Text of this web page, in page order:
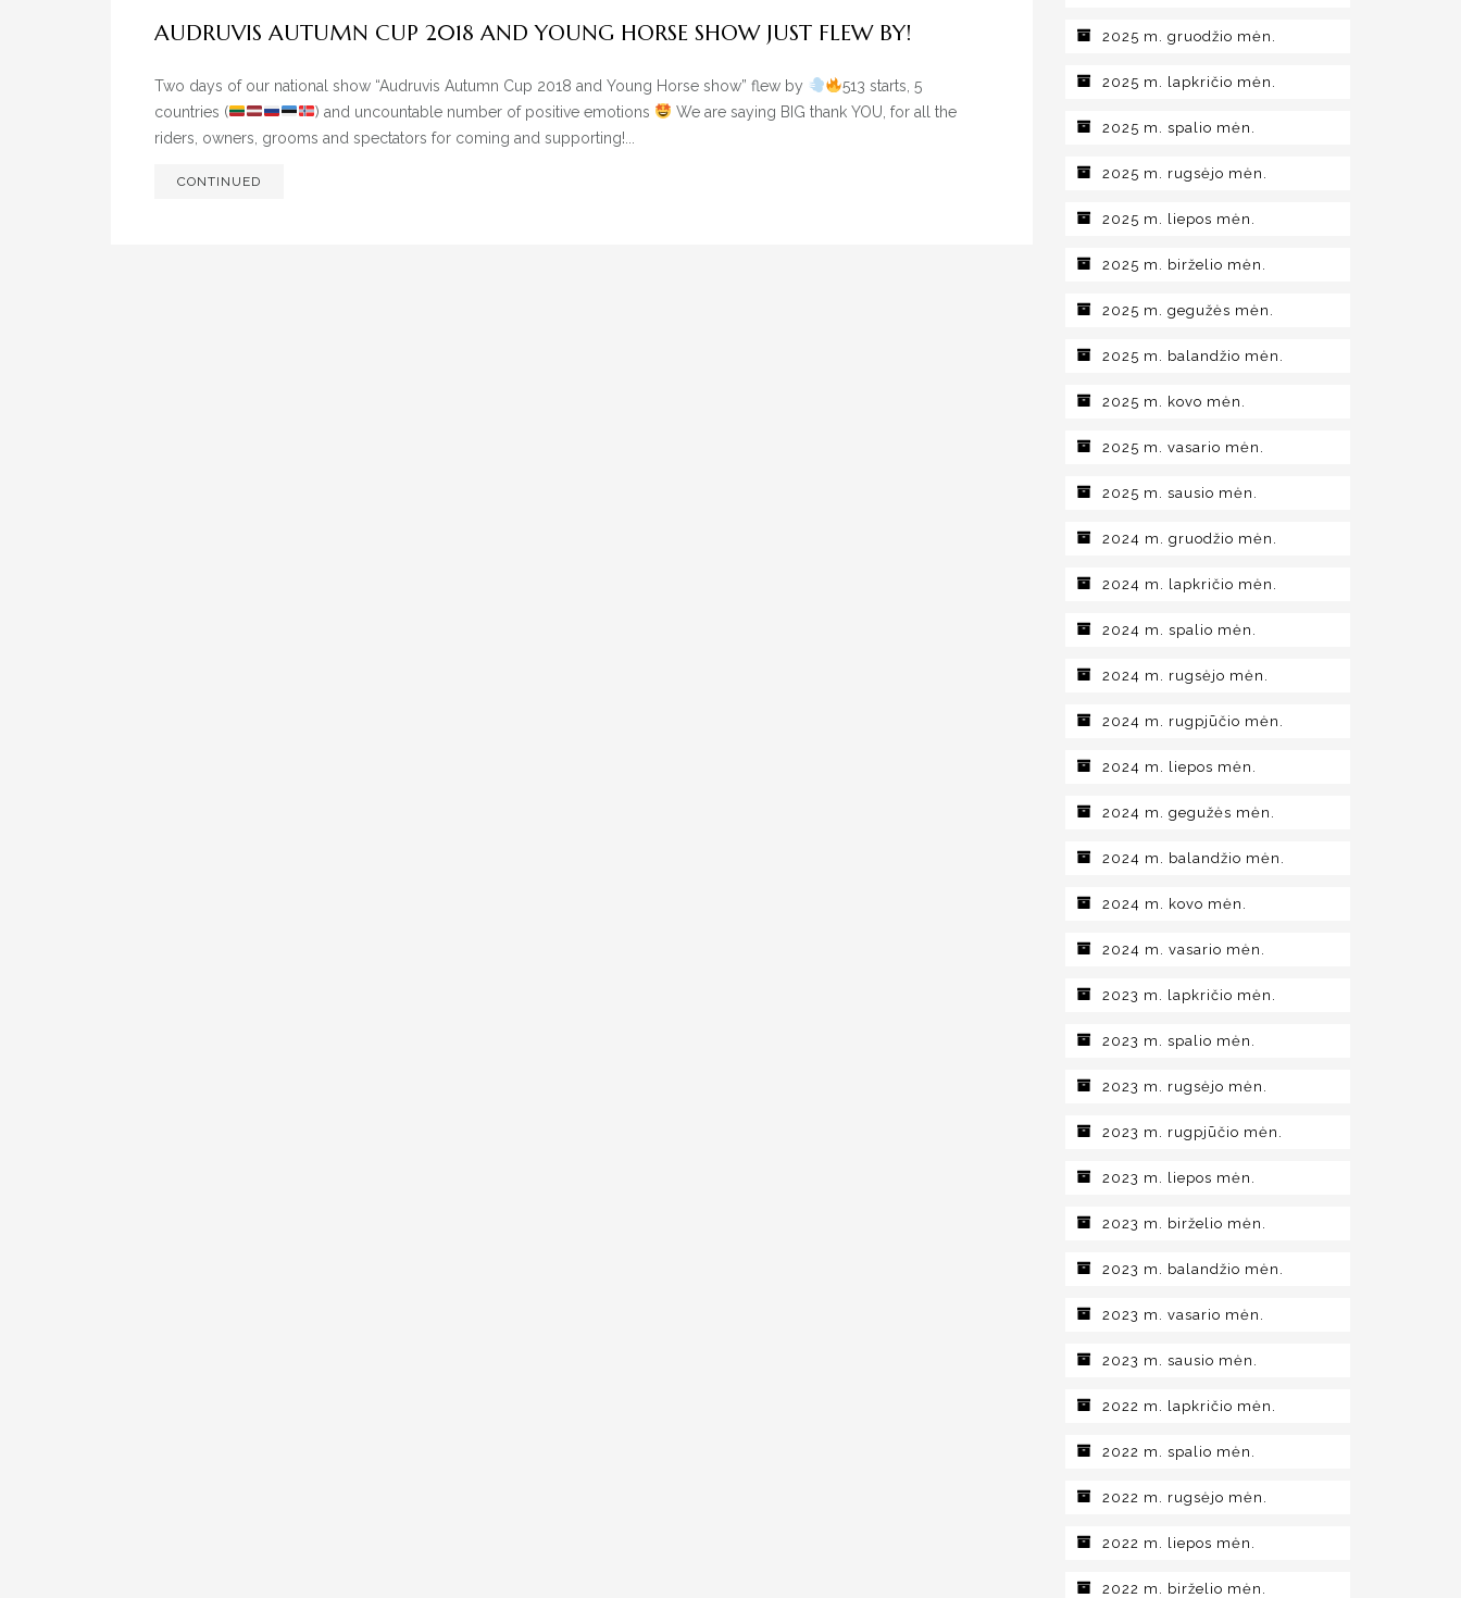
AUDRUVIS AUTUMN CUP 2018 AND YOUNG HORSE SHOW JUST FLEW BY!
Two days of our national show “Audruvis Autumn Cup 2018 and Young Horse show” flew by
513 starts, 5
countries (
) and uncountable number of positive emotions
We are saying BIG thank YOU, for all the
riders, owners, grooms and spectators for coming and supporting!...
CONTINUED
2025 m. gruodžio mėn.
2025 m. lapkričio mėn.
2025 m. spalio mėn.
2025 m. rugsėjo mėn.
2025 m. liepos mėn.
2025 m. birželio mėn.
2025 m. gegužės mėn.
2025 m. balandžio mėn.
2025 m. kovo mėn.
2025 m. vasario mėn.
2025 m. sausio mėn.
2024 m. gruodžio mėn.
2024 m. lapkričio mėn.
2024 m. spalio mėn.
2024 m. rugsėjo mėn.
2024 m. rugpjūčio mėn.
2024 m. liepos mėn.
2024 m. gegužės mėn.
2024 m. balandžio mėn.
2024 m. kovo mėn.
2024 m. vasario mėn.
2023 m. lapkričio mėn.
2023 m. spalio mėn.
2023 m. rugsėjo mėn.
2023 m. rugpjūčio mėn.
2023 m. liepos mėn.
2023 m. birželio mėn.
2023 m. balandžio mėn.
2023 m. vasario mėn.
2023 m. sausio mėn.
2022 m. lapkričio mėn.
2022 m. spalio mėn.
2022 m. rugsėjo mėn.
2022 m. liepos mėn.
2022 m. birželio mėn.